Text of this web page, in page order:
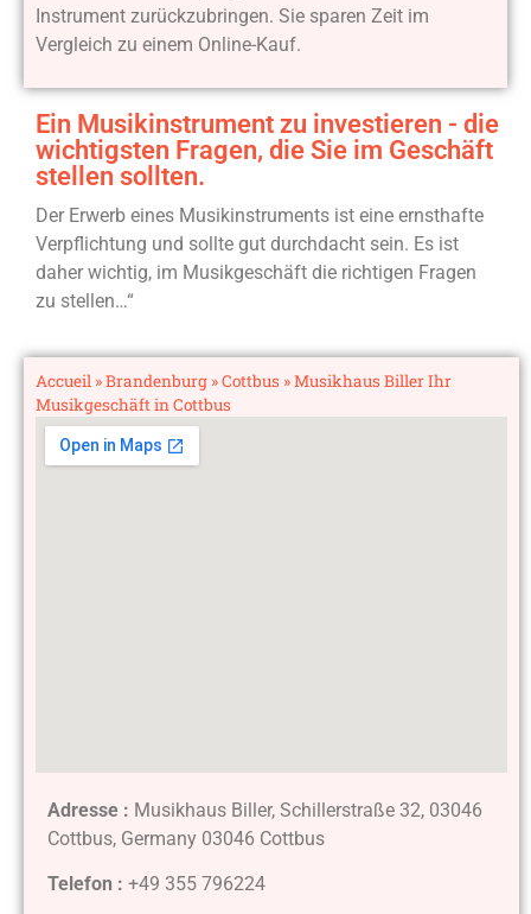
Instrument zurückzubringen. Sie sparen Zeit im
Vergleich zu einem Online-Kauf.
Ein Musikinstrument zu investieren - die
wichtigsten Fragen, die Sie im Geschäft
stellen sollten.
Der Erwerb eines Musikinstruments ist eine ernsthafte
Verpflichtung und sollte gut durchdacht sein. Es ist
daher wichtig, im Musikgeschäft die richtigen Fragen
zu stellen…“
Accueil »Brandenburg »Cottbus »Musikhaus Biller Ihr
Musikgeschäft in Cottbus
Adresse : Musikhaus Biller, Schillerstraße 32, 03046
Cottbus, Germany 03046 Cottbus
Telefon : +49 355 796224